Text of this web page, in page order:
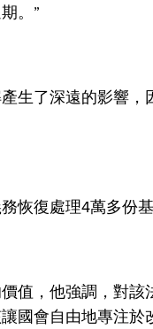
。”
生了深遠的影響
恢復處理4萬多份
值，他強調，對
國會自由地專注於